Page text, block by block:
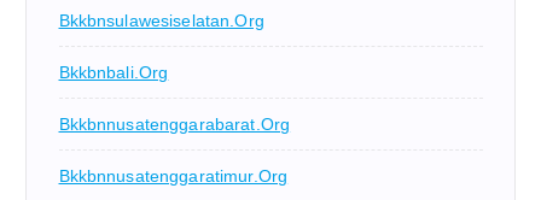
Bkkbnsulawesiselatan.org
Bkkbnbali.org
Bkkbnnusatenggarabarat.org
Bkkbnnusatenggaratimur.org